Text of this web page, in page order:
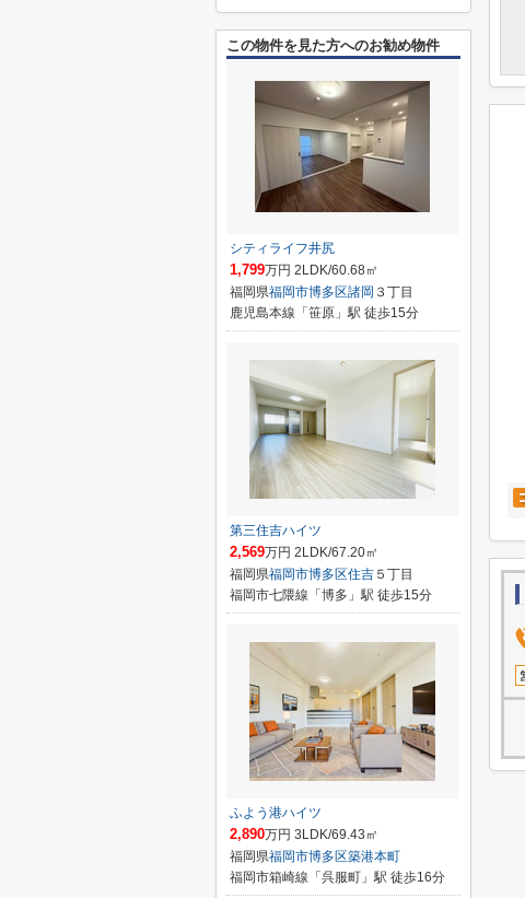
この物件を見た方へのお勧め物件
シティライフ井尻
1,799万円 2LDK/60.68㎡
福岡県福岡市博多区諸岡 ３丁目
鹿児島本線「笹原」駅 徒歩15分
第三住吉ハイツ
2,569万円 2LDK/67.20㎡
福岡県福岡市博多区住吉 ５丁目
福岡市七隈線「博多」駅 徒歩15分
ふよう港ハイツ
2,890万円 3LDK/69.43㎡
福岡県福岡市博多区築港本町
福岡市箱崎線「呉服町」駅 徒歩16分